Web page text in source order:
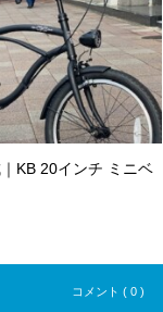
KB 20インチ ミニベ
コメント ( 0 )